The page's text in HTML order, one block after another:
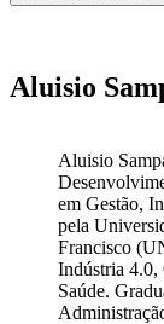
Aluisio
Aluisio
em Gestão,
pela
Francisco
Indústria 4.0,
Saúde.